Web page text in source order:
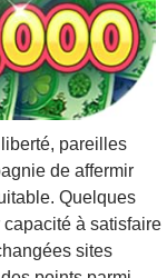
pareilles
de affermir
Quelques
à satisfaire
sites